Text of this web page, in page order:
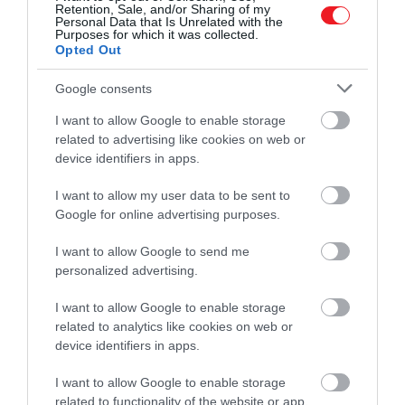
Retention, Sale, and/or Sharing of my
Personal Data that Is Unrelated with the
Purposes for which it was collected.
Opted Out
Google consents
I want to allow Google to enable storage
related to advertising like cookies on web or
device identifiers in apps.
I want to allow my user data to be sent to
Google for online advertising purposes.
I want to allow Google to send me
personalized advertising.
I want to allow Google to enable storage
related to analytics like cookies on web or
device identifiers in apps.
I want to allow Google to enable storage
related to functionality of the website or app.
Fotó: Unsplash/Elijah G
amit még nem leptek el a turisták
De történtek már kísérletek a városba érkező
egynapos turisták számának megfékezésére. 2019-
ben korlátozták a sétahajók forgalmát, és a közeli
Zeebrugge-ban mostantól naponta a korábbi öt